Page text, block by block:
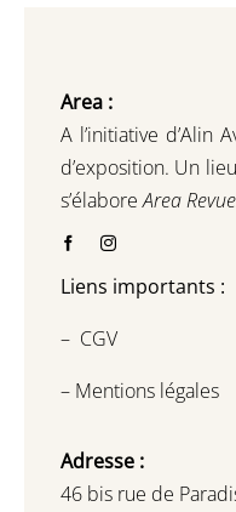
Area :
A l’initiative d’Alin
d’exposition. Un
s’élaboreArea
Liens importants :
– CGV
– Mentions légales
Adresse :
46 bis rue de